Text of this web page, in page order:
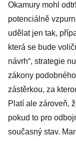
Okamury mohl
potenciálně
udělat jen tak,
která se bude
návrh“, strategie
zákony
zástěrkou, za
Platí ale zároveň,
pokud to pro
současný stav.